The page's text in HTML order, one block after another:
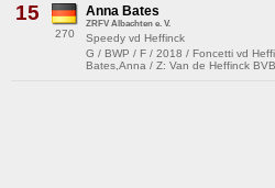
15
270
Anna Bates
ZRFV Albachten e. V.
Speedy vd Heffinck
G / BWP / F / 2018 / Foncetti vd
Bates,Anna / Z: Van de Heffinck